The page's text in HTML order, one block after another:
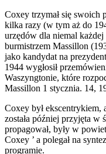
Coxey trzymał się swoich
kilka razy (w tym aż do
urzędów dla niemal
burmistrzem Massillon
jako kandydat na
1944 wygłosił
Waszyngtonie, które
Massillon 1 stycznia. 14,
Coxey był ekscentrykiem,
została później przyjęta w
propagował, były w
Coxey ’ a polegał na
programie.